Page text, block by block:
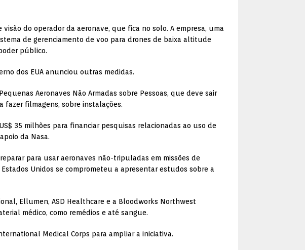
do operador da aeronave, que fica no solo. A empresa, uma
de gerenciamento de voo para drones de baixa altitude
público.
dos EUA anunciou outras medidas.
Aeronaves Não Armadas sobre Pessoas, que deve sair
fazer filmagens, sobre instalações.
35 milhões para financiar pesquisas relacionadas ao uso de
da Nasa.
para usar aeronaves não-tripuladas em missões de
Unidos se comprometeu a apresentar estudos sobre a
Ellumen, ASD Healthcare e a Bloodworks Northwest
médico, como remédios e até sangue.
Medical Corps para ampliar a iniciativa.